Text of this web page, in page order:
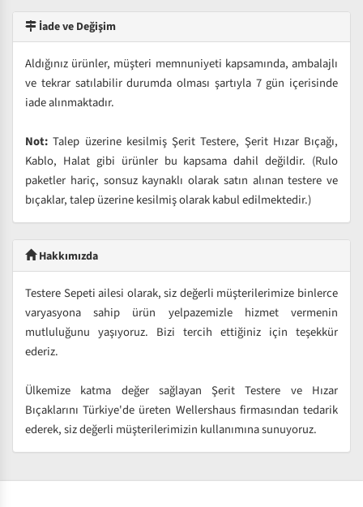
İade ve Değişim
Aldığınız ürünler, müşteri memnuniyeti kapsamında, ambalajlı
ve tekrar satılabilir durumda olması şartıyla 7 gün içerisinde
iade alınmaktadır.
Not: Talep üzerine kesilmiş Şerit Testere, Şerit Hızar Bıçağı,
Kablo, Halat gibi ürünler bu kapsama dahil değildir. (Rulo
paketler hariç, sonsuz kaynaklı olarak satın alınan testere ve
bıçaklar, talep üzerine kesilmiş olarak kabul edilmektedir.)
Hakkımızda
Testere Sepeti ailesi olarak, siz değerli müşterilerimize binlerce
varyasyona sahip ürün yelpazemizle hizmet vermenin
mutluluğunu yaşıyoruz. Bizi tercih ettiğiniz için teşekkür
ederiz.
Ülkemize katma değer sağlayan Şerit Testere ve Hızar
Bıçaklarını Türkiye'de üreten Wellershaus firmasından tedarik
ederek, siz değerli müşterilerimizin kullanımına sunuyoruz.